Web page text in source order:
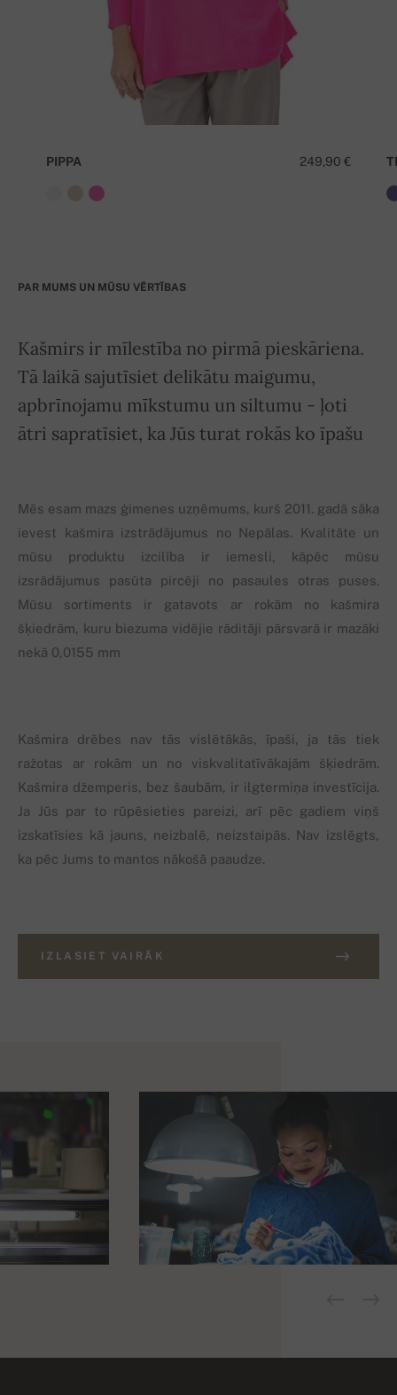
249,90 €
PIPPA
PAR MUMS UN MŪSU VĒRTĪBAS
Kašmirs ir mīlestība no pirmā pieskāriena.
Tā laikā sajutīsiet delikātu maigumu,
apbrīnojamu mīkstumu un siltumu - ļoti
ātri sapratīsiet, ka Jūs turat rokās ko īpašu
Mēs esam mazs ģimenes uzņēmums, kurš 2011. gadā sāka
ievest kašmira izstrādājumus no Nepālas. Kvalitāte un
mūsu produktu izcilība ir iemesli, kāpēc mūsu
izsrādājumus pasūta pircēji no pasaules otras puses.
Mūsu sortiments ir gatavots ar rokām no kašmira
šķiedrām, kuru biezuma vidējie rāditāji pārsvarā ir mazāki
nekā 0,0155 mm
Kašmira drēbes nav tās vislētākās, īpaši, ja tās tiek
ražotas ar rokām un no viskvalitatīvākajām šķiedrām.
Kašmira džemperis, bez šaubām, ir ilgtermiņa investīcija.
Ja Jūs par to rūpēsieties pareizi, arī pēc gadiem viņš
izskatīsies kā jauns, neizbalē, neizstaipās. Nav izslēgts,
ka pēc Jums to mantos nākošā paaudze.
IZLASIET VAIRĀK